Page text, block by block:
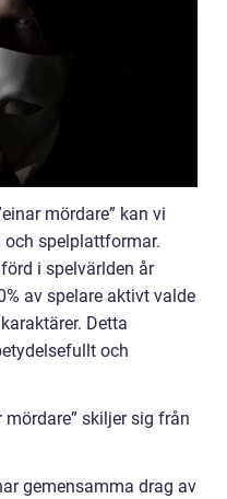
mördare” kan vi
spelplattformar.
i spelvärlden år
av spelare aktivt valde
Detta
och
skiljer sig från
gemensamma drag av